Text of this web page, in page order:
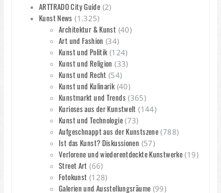
ARTTRADO City Guide (2)
Kunst News (1.325)
Architektur & Kunst (40)
Art und Fashion (34)
Kunst und Politik(124)
Kunst und Religion (33)
Kunst und Recht (54)
Kunst und Kulinarik(40)
Kunstmarkt und Trends(365)
Kurioses aus der Kunstwelt (144)
Kunst und Technologie(73)
Aufgeschnappt aus der Kunstszene (788)
Ist das Kunst? Diskussionen (57)
Verlorene und wiederentdeckte Kunstwerke (19)
Street Art (66)
Fotokunst (128)
Galerien und Ausstellungsräume (99)